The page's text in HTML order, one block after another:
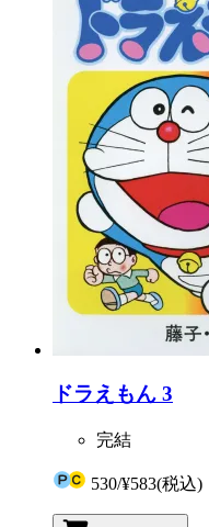
ドラえもん 3
完結
530/¥583(税込)